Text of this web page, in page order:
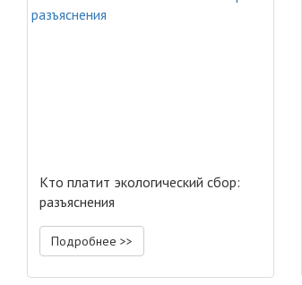
Кто платит экологический сбор:
разъяснения
Подробнее >>